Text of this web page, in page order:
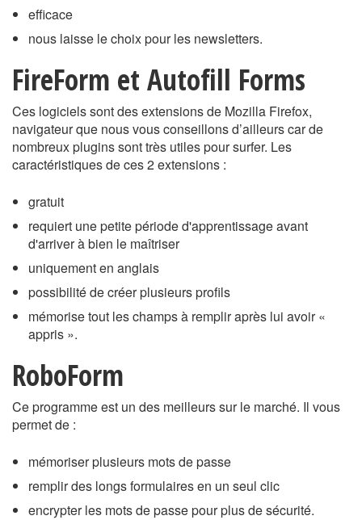
efficace
nous laisse le choix pour les newsletters.
FireForm et Autofill Forms
Ces logiciels sont des extensions de Mozilla Firefox,
navigateur que nous vous conseillons d’ailleurs car de
nombreux plugins sont très utiles pour surfer. Les
caractéristiques de ces 2 extensions :
gratuit
requiert une petite période d'apprentissage avant
d'arriver à bien le maîtriser
uniquement en anglais
possibilité de créer plusieurs profils
mémorise tout les champs à remplir après lui avoir «
appris ».
RoboForm
Ce programme est un des meilleurs sur le marché. Il vous
permet de :
mémoriser plusieurs mots de passe
remplir des longs formulaires en un seul clic
encrypter les mots de passe pour plus de sécurité.